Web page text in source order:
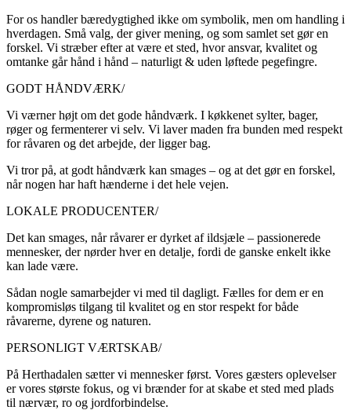
For os handler bæredygtighed ikke om symbolik, men om handling i
hverdagen. Små valg, der giver mening, og som samlet set gør en
forskel. Vi stræber efter at være et sted, hvor ansvar, kvalitet og
omtanke går hånd i hånd – naturligt & uden løftede pegefingre.
GODT HÅNDVÆRK/
Vi værner højt om det gode håndværk. I køkkenet sylter, bager,
røger og fermenterer vi selv. Vi laver maden fra bunden med respekt
for råvaren og det arbejde, der ligger bag.
Vi tror på, at godt håndværk kan smages – og at det gør en forskel,
når nogen har haft hænderne i det hele vejen.
LOKALE PRODUCENTER/
Det kan smages, når råvarer er dyrket af ildsjæle – passionerede
mennesker, der nørder hver en detalje, fordi de ganske enkelt ikke
kan lade være.
Sådan nogle samarbejder vi med til dagligt. Fælles for dem er en
kompromisløs tilgang til kvalitet og en stor respekt for både
råvarerne, dyrene og naturen.
PERSONLIGT VÆRTSKAB/
På Herthadalen sætter vi mennesker først. Vores gæsters oplevelser
er vores største fokus, og vi brænder for at skabe et sted med plads
til nærvær, ro og jordforbindelse.